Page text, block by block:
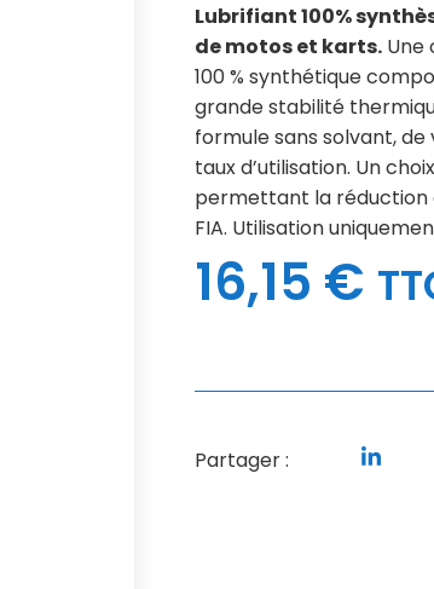
Lubrifiant 100%
de motos et karts. Une
100 % synthétique
grande stabilité
formule sans solvant,
taux d’utilisation. Un
permettant la réduction
FIA. Utilisation
16,15 €
Partager :